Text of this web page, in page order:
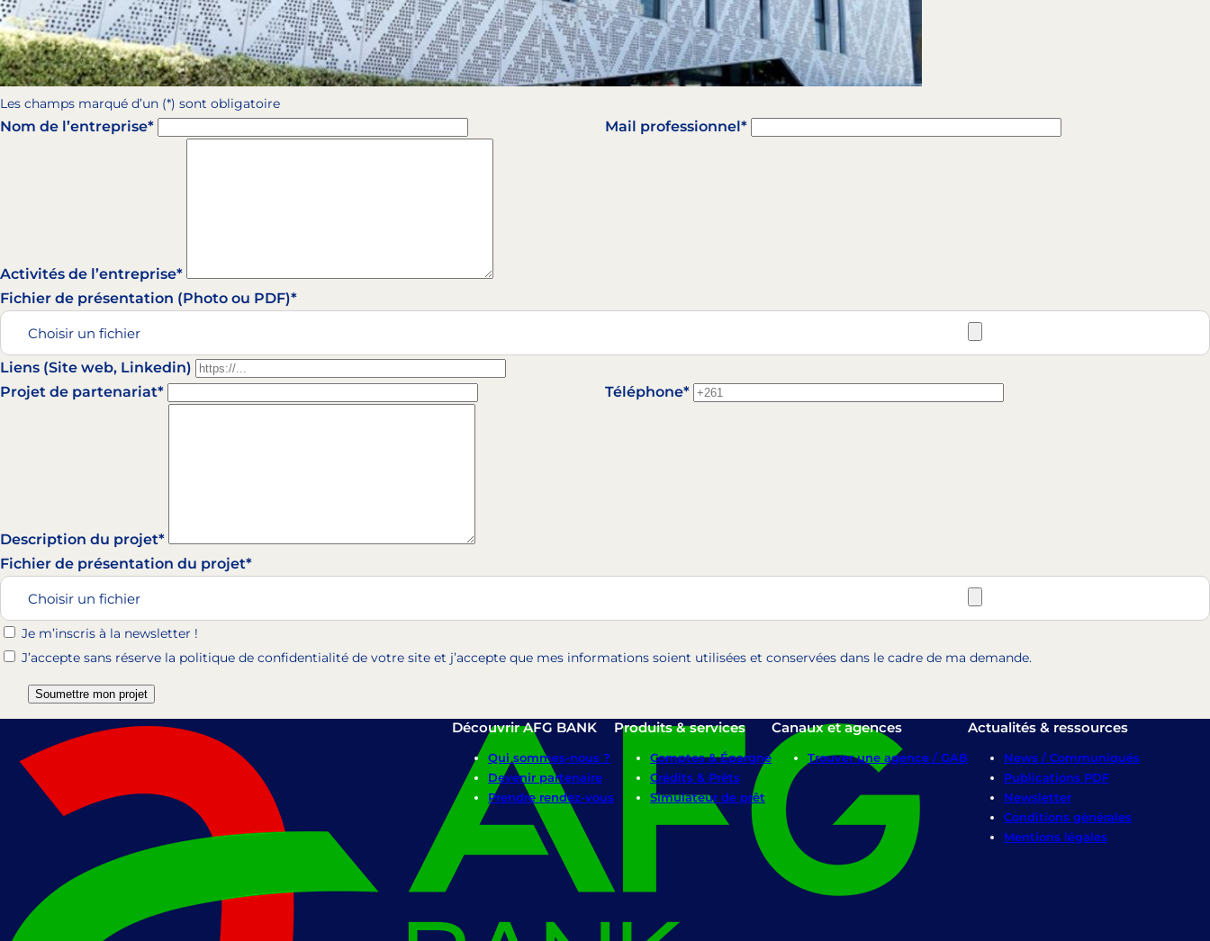
Les champs marqué d’un (*) sont obligatoire
Nom de l’entreprise* Mail professionnel*
Activités de l’entreprise*
Fichier de présentation (Photo ou PDF)*
Choisir un fichier
Liens (Site web, Linkedin)
Projet de partenariat*
Téléphone*
Description du projet*
Fichier de présentation du projet*
Choisir un fichier
Je m’inscris à la newsletter !
J’accepte sans réserve la politique de confidentialité de votre site et j’accepte que mes informations soient utilisées et conservées dans le cadre de ma demande.
Découvrir AFG BANK
Qui sommes-nous ?
Devenir partenaire
Prendre rendez-vous
Produits & services
Comptes & Épargne
Crédits & Prêts
Simulateur de prêt
Canaux et agences
Trouver une agence / GAB
Actualités & ressources
News / Communiqués
Publications PDF
Newsletter
Conditions générales
Mentions légales